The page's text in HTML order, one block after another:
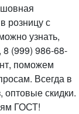
розницу с
узнать,
(999) 986-68-
поможем
Всегда в
оптовые скидки.
ГОСТ!